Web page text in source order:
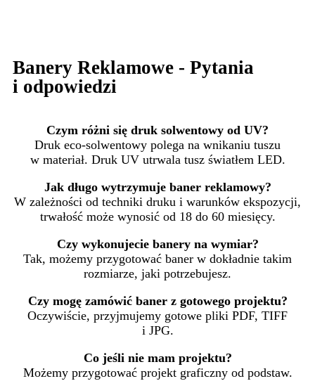
Banery Reklamowe - Pytania
i odpowiedzi
Czym różni się druk solwentowy od UV?
Druk eco-solwentowy polega na wnikaniu tuszu
w materiał. Druk UV utrwala tusz światłem LED.
Jak długo wytrzymuje baner reklamowy?
W zależności od techniki druku i warunków ekspozycji,
trwałość może wynosić od 18 do 60 miesięcy.
Czy wykonujecie banery na wymiar?
Tak, możemy przygotować baner w dokładnie takim
rozmiarze, jaki potrzebujesz.
Czy mogę zamówić baner z gotowego projektu?
Oczywiście, przyjmujemy gotowe pliki PDF, TIFF
i JPG.
Co jeśli nie mam projektu?
Możemy przygotować projekt graficzny od podstaw.